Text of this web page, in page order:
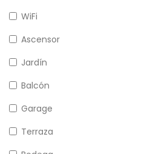
WiFi
Ascensor
Jardín
Balcón
Garage
Terraza